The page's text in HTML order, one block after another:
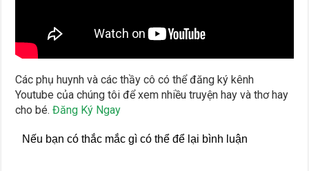
Các phụ huynh và các thầy cô có thể đăng ký kênh
Youtube của chúng tôi để xem nhiều truyện hay và thơ hay
cho bé.Đăng Ký Ngay
Nếu bạn có thắc mắc gì có thể để lại bình luận